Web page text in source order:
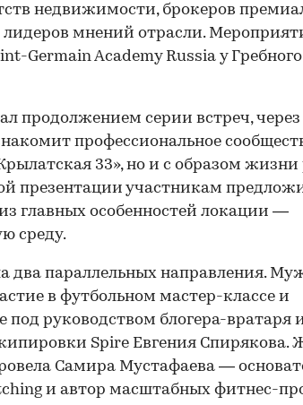
недвижимости, брокеров
лидеров мнений отрасли.
Germain Academy Russia у
продолжением серии встреч, через
профессиональное
33», но и с образом жизни
презентации участникам
главных особенностей локации —
среду.
два параллельных направления.
в футбольном мастер-классе и
руководством блогера-вратаря
Spire Евгения Спирякова.
Самира Мустафаева —
и автор масштабных фитнес-